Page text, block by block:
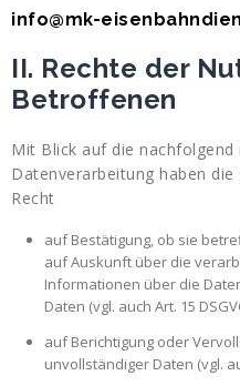
info@mk-
II. Rechte der
Betroffenen
Mit Blick auf die nachfolgend
Datenverarbeitung haben
Recht
auf Bestätigung, ob sie
auf Auskunft über die
Informationen über die
Daten (vgl. auch Art. 15
auf Berichtigung oder
unvollständiger Daten (vgl.